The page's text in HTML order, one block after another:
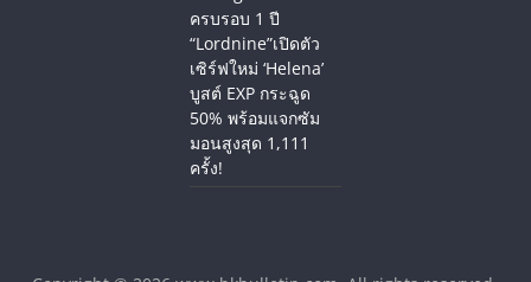
ครบรอบ 1 ปี
“Lordnine”เปิดตัว
เซิร์ฟใหม่ ‘Helena’
บูสต์ EXP กระฉูด
50% พร้อมแจกซัม
มอนสูงสุด 1,111
ครั้ง!